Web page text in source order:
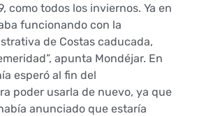
como todos los inviernos. Ya en
funcionando con la
de Costas caducada,
apunta Mondéjar. En
esperó al fin del
poder usarla de nuevo, ya que
anunciado que estaría